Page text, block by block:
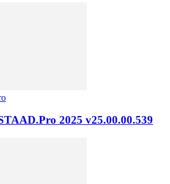
2025 v25.00.00.539